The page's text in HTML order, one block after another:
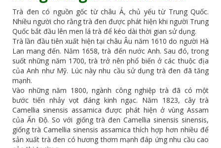
Trà đen có nguồn gốc từ châu Á, chủ yếu từ Trung Quốc.
Nhiều người cho rằng trà đen được phát hiện khi người Trung
Quốc bắt đầu lên men lá trà để kéo dài thời gian sử dụng.
Trà lần đầu tiên xuất hiện tại châu Âu năm 1610 do người Hà
Lan mang đến. Năm 1658, trà đến nước Anh. Sau đó, trong
suốt những năm 1700, trà trở nên phổ biến ở các thuộc địa
của Anh như Mỹ. Lúc này nhu cầu sử dụng trà đen đã tăng
mạnh.
Vào những năm 1800, ngành công nghiệp trà đã có một
bước tiến nhảy vọt đáng kinh ngạc. Năm 1823, cây trà
Camellia sinensis assamica được phát hiện ở vùng Assam
của Ấn Độ. So với giống trà đen Camellia sinensis sinensis,
giống trà Camellia sinensis assamica thích hợp hơn nhiều để
sản xuất trà đen có hương thơm mạnh đáp ứng nhu cầu cao